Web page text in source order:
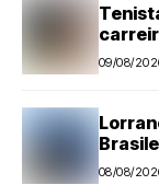
09/08/
08/08/